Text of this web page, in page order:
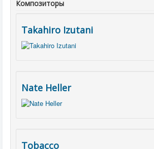
Композиторы
Takahiro Izutani
Nate Heller
Tobacco